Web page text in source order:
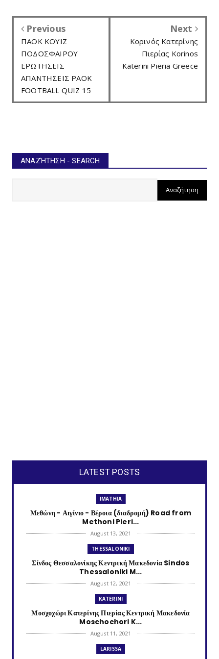
Previous
ΠΑΟΚ ΚΟΥΙΖ
ΠΟΔΟΣΦΑΙΡΟΥ
ΕΡΩΤΗΣΕΙΣ
ΑΠΑΝΤΗΣΕΙΣ PAOK
FOOTBALL QUIZ 15
Next
Κορινός Κατερίνης
Πιερίας Korinos
Katerini Pieria Greece
ΑΝΑΖΉΤΗΣΗ - SEARCH
LATEST POSTS
IMATHIA
Μεθώνη - Αιγίνιο - Βέροια (διαδρομή) Road from
Methoni Pieri...
August 13, 2021
THESSALONIKI
Σίνδος Θεσσαλονίκης Κεντρική Μακεδονία Sindos
Thessaloniki M...
August 12, 2021
KATERINI
Μοσχοχώρι Κατερίνης Πιερίας Κεντρική Μακεδονία
Moschochori K...
August 11, 2021
LARISSA